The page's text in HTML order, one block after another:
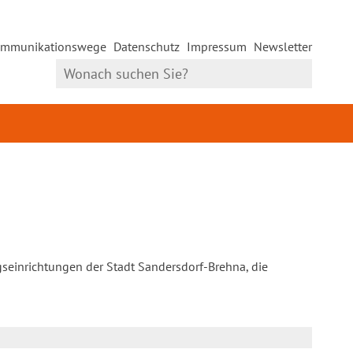
Datenschutz Impressum Newsletter
der Stadt Sandersdorf-Brehna, die